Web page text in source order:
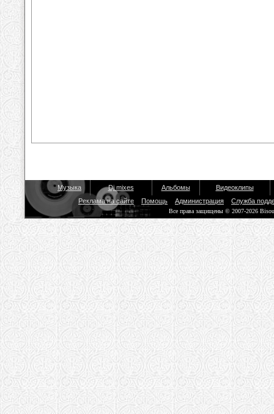
Музыка Dj mixes Альбомы
Видеоклипы
Реклама на сайте
Помощь Администрация Служба
Все права защищены © 2007-2026